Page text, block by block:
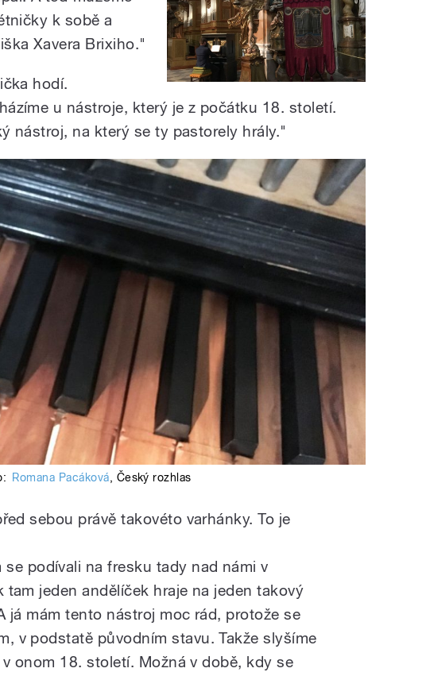
k sobě a
Xavera Brixiho."
hodí.
u nástroje, který je z počátku 18. století.
nástroj, na který se ty pastorely hrály."
Romana Pacáková, Český rozhlas
sebou právě takovéto varhánky. To je
podívali na fresku tady nad námi v
tam jeden andělíček hraje na jeden takový
já mám tento nástroj moc rád, protože se
v podstatě původním stavu. Takže slyšíme
onom 18. století. Možná v době, kdy se